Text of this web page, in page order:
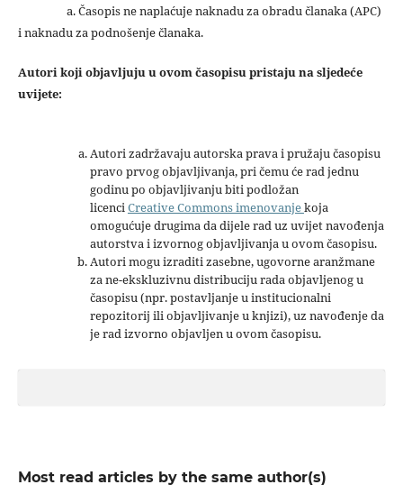
a. Časopis ne naplaćuje naknadu za obradu članaka (APC)
i naknadu za podnošenje članaka.
Autori koji objavljuju u ovom časopisu pristaju na sljedeće
uvijete:
Autori zadržavaju autorska prava i pružaju časopisu
pravo prvog objavljivanja, pri čemu će rad jednu
godinu po objavljivanju biti podložan
licenciCreative Commons imenovanjekoja
omogućuje drugima da dijele rad uz uvijet navođenja
autorstva i izvornog objavljivanja u ovom časopisu.
Autori mogu izraditi zasebne, ugovorne aranžmane
za ne-ekskluzivnu distribuciju rada objavljenog u
časopisu (npr. postavljanje u institucionalni
repozitorij ili objavljivanje u knjizi), uz navođenje da
je rad izvorno objavljen u ovom časopisu.
Most read articles by the same author(s)